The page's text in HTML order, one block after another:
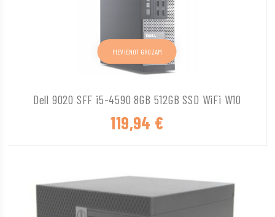
Dell 9020 SFF i5-4590 8GB 512GB SSD WiFi W10
119,94 €
PIEVIENOT GROZAM